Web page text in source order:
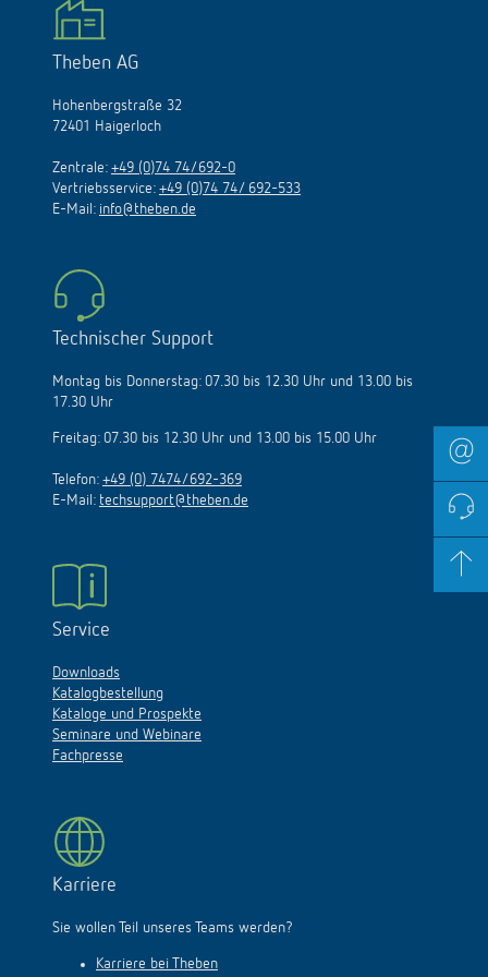
Theben AG
Hohenbergstraße 32
72401 Haigerloch
Zentrale: +49 (0)74 74/692-0
Vertriebsservice: +49 (0)74 74/ 692-533
E-Mail: info@theben.de
Technischer Support
Montag bis Donnerstag: 07.30 bis 12.30 Uhr und 13.00 bis
17.30 Uhr
Freitag: 07.30 bis 12.30 Uhr und 13.00 bis 15.00 Uhr
Telefon: +49 (0) 7474/692-369
E-Mail: techsupport@theben.de
Service
Downloads
Katalogbestellung
Kataloge und Prospekte
Seminare und Webinare
Fachpresse
Karriere
Sie wollen Teil unseres Teams werden?
Karriere bei Theben